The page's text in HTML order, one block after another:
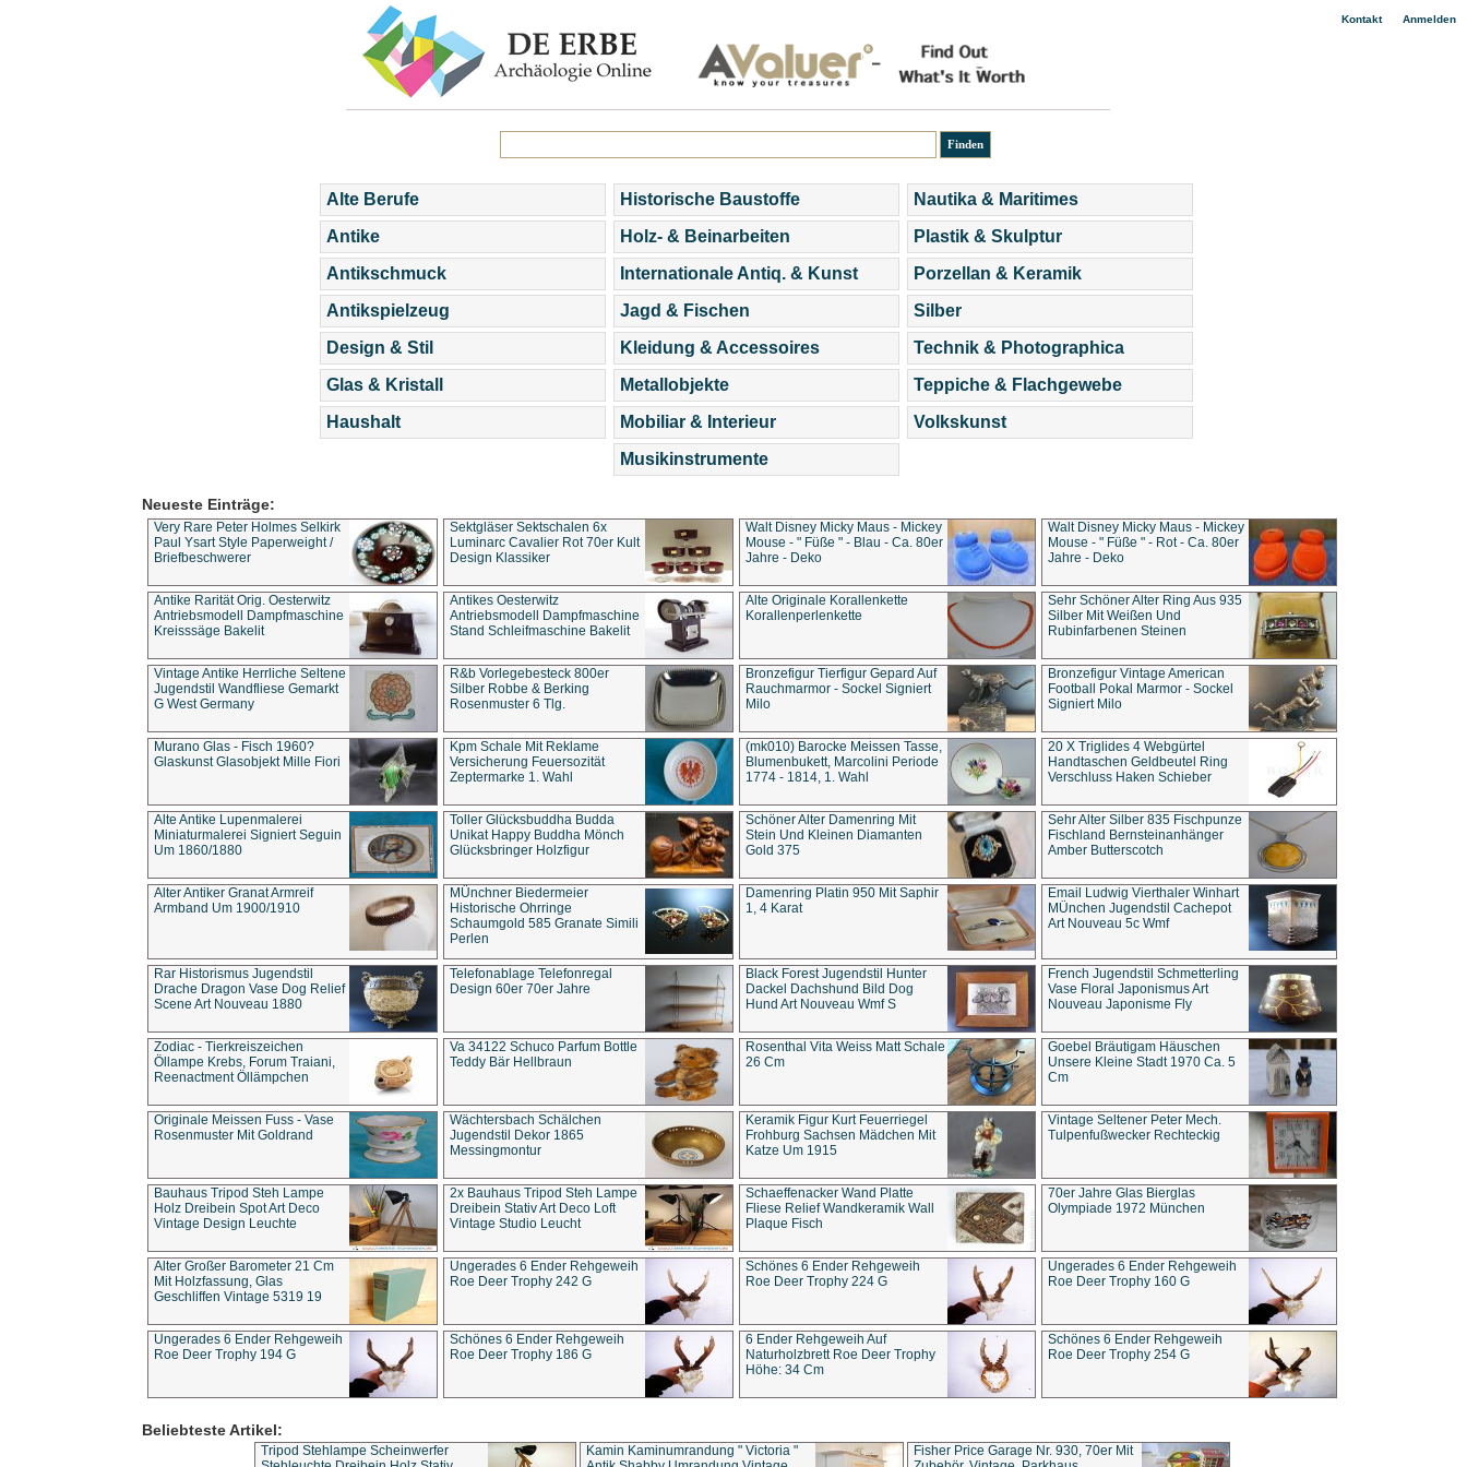
Kontakt| Anmelden
Alte Berufe
Antike
Antikschmuck
Antikspielzeug
Design & Stil
Glas & Kristall
Haushalt
Historische Baustoffe
Holz- & Beinarbeiten
Internationale Antiq. & Kunst
Jagd & Fischen
Kleidung & Accessoires
Metallobjekte
Mobiliar & Interieur
Musikinstrumente
Nautika & Maritimes
Plastik & Skulptur
Porzellan & Keramik
Silber
Technik & Photographica
Teppiche & Flachgewebe
Volkskunst
Neueste Einträge:
Very Rare Peter Holmes Selkirk
Paul Ysart Style Paperweight /
Briefbeschwerer
Sektgläser Sektschalen 6x
Luminarc Cavalier Rot 70er Kult
Design Klassiker
Walt Disney Micky Maus - Mickey
Mouse - " Füße " - Blau - Ca. 80er
Jahre - Deko
Walt Disney Micky Maus - Mickey
Mouse - " Füße " - Rot - Ca. 80er
Jahre - Deko
Antike Rarität Orig. Oesterwitz
Antriebsmodell Dampfmaschine
Kreisssäge Bakelit
Antikes Oesterwitz
Antriebsmodell Dampfmaschine
Stand Schleifmaschine Bakelit
Alte Originale Korallenkette
Korallenperlenkette
Sehr Schöner Alter Ring Aus 935
Silber Mit Weißen Und
Rubinfarbenen Steinen
Vintage Antike Herrliche Seltene
Jugendstil Wandfliese Gemarkt
G West Germany
R&b Vorlegebesteck 800er
Silber Robbe & Berking
Rosenmuster 6 Tlg.
Bronzefigur Tierfigur Gepard Auf
Rauchmarmor - Sockel Signiert
Milo
Bronzefigur Vintage American
Football Pokal Marmor - Sockel
Signiert Milo
Murano Glas - Fisch 1960?
Glaskunst Glasobjekt Mille Fiori
Kpm Schale Mit Reklame
Versicherung Feuersozität
Zeptermarke 1. Wahl
(mk010) Barocke Meissen Tasse,
Blumenbukett, Marcolini Periode
1774 - 1814, 1. Wahl
20 X Triglides 4 Webgürtel
Handtaschen Geldbeutel Ring
Verschluss Haken Schieber
Alte Antike Lupenmalerei
Miniaturmalerei Signiert Seguin
Um 1860/1880
Toller Glücksbuddha Budda
Unikat Happy Buddha Mönch
Glücksbringer Holzfigur
Schöner Alter Damenring Mit
Stein Und Kleinen Diamanten
Gold 375
Sehr Alter Silber 835 Fischpunze
Fischland Bernsteinanhänger
Amber Butterscotch
Alter Antiker Granat Armreif
Armband Um 1900/1910
MÜnchner Biedermeier
Historische Ohrringe
Schaumgold 585 Granate Simili
Perlen
Damenring Platin 950 Mit Saphir
1, 4 Karat
Email Ludwig Vierthaler Winhart
MÜnchen Jugendstil Cachepot
Art Nouveau 5c Wmf
Rar Historismus Jugendstil
Drache Dragon Vase Dog Relief
Scene Art Nouveau 1880
Telefonablage Telefonregal
Design 60er 70er Jahre
Black Forest Jugendstil Hunter
Dackel Dachshund Bild Dog
Hund Art Nouveau Wmf S
French Jugendstil Schmetterling
Vase Floral Japonismus Art
Nouveau Japonisme Fly
Zodiac - Tierkreiszeichen
Öllampe Krebs, Forum Traiani,
Reenactment Öllämpchen
Va 34122 Schuco Parfum Bottle
Teddy Bär Hellbraun
Rosenthal Vita Weiss Matt Schale
26 Cm
Goebel Bräutigam Häuschen
Unsere Kleine Stadt 1970 Ca. 5
Cm
Originale Meissen Fuss - Vase
Rosenmuster Mit Goldrand
Wächtersbach Schälchen
Jugendstil Dekor 1865
Messingmontur
Keramik Figur Kurt Feuerriegel
Frohburg Sachsen Mädchen Mit
Katze Um 1915
Vintage Seltener Peter Mech.
Tulpenfußwecker Rechteckig
Bauhaus Tripod Steh Lampe
Holz Dreibein Spot Art Deco
Vintage Design Leuchte
2x Bauhaus Tripod Steh Lampe
Dreibein Stativ Art Deco Loft
Vintage Studio Leucht
Schaeffenacker Wand Platte
Fliese Relief Wandkeramik Wall
Plaque Fisch
70er Jahre Glas Bierglas
Olympiade 1972 München
Alter Großer Barometer 21 Cm
Mit Holzfassung, Glas
Geschliffen Vintage 5319 19
Ungerades 6 Ender Rehgeweih
Roe Deer Trophy 242 G
Schönes 6 Ender Rehgeweih
Roe Deer Trophy 224 G
Ungerades 6 Ender Rehgeweih
Roe Deer Trophy 160 G
Ungerades 6 Ender Rehgeweih
Roe Deer Trophy 194 G
Schönes 6 Ender Rehgeweih
Roe Deer Trophy 186 G
6 Ender Rehgeweih Auf
Naturholzbrett Roe Deer Trophy
Höhe: 34 Cm
Schönes 6 Ender Rehgeweih
Roe Deer Trophy 254 G
Beliebteste Artikel:
Tripod Stehlampe Scheinwerfer
Kamin Kaminumrandung " Victoria "
Fisher Price Garage Nr. 930, 70er Mit